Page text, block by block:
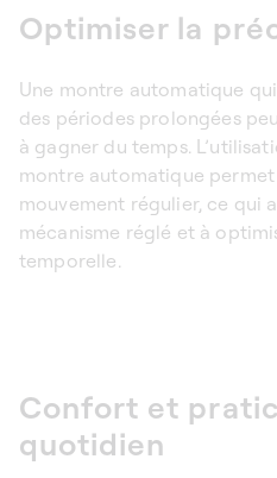
Optimiser la
Une montre automatique
des périodes prolongées
à gagner du temps.
montre automatique
mouvement régulier, ce qui
mécanisme réglé et à
temporelle.
Confort et
quotidien